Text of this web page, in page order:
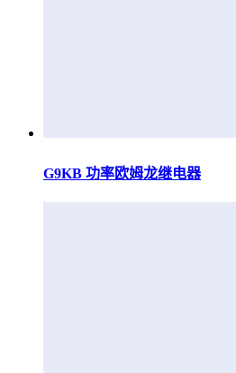
G9KB 功率欧姆龙继电器